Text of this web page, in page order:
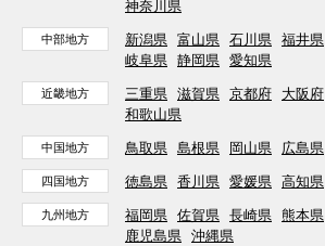
神奈川県
中部地方 新潟県 富山県 石川県 福井県
岐阜県 静岡県 愛知県
近畿地方 三重県 滋賀県 京都府 大阪府
和歌山県
中国地方 鳥取県 島根県 岡山県 広島県
四国地方 徳島県 香川県 愛媛県 高知県
九州地方 福岡県 佐賀県 長崎県 熊本県
鹿児島県 沖縄県